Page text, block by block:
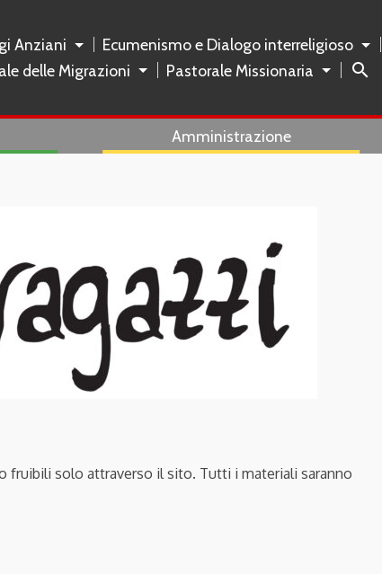
Anziani
Ecumenismo e Dialogo interreligioso
delle Migrazioni
Pastorale Missionaria search
Amministrazione
fruibili solo attraverso il sito. Tutti i materiali saranno